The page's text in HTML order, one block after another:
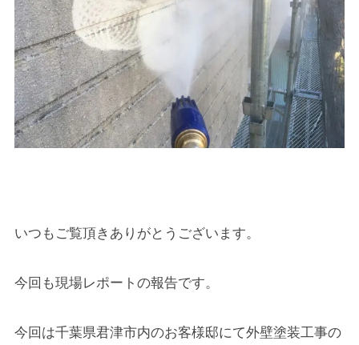
いつもご覧頂きありがとうございます。
今回も現場レポートの報告です。
今回は千葉県君津市内のお客様邸にて外壁塗装工事の